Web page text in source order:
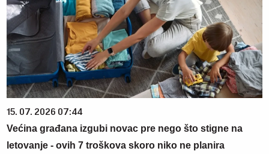
15. 07. 2026 07:44
Većina građana izgubi novac pre nego što stigne na
letovanje - ovih 7 troškova skoro niko ne planira